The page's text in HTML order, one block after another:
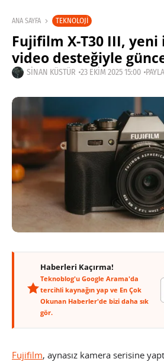
ANA SAYFA TEKNOLOJI
Fujifilm X-T30 III, yeni
video desteğiyle
SINAN KÜSTÜR 23 EKIM 2025 15:00
Haberleri Kaçırma!
Teknoblog'u Google Arama'da
tercihli kaynağın yap ve En Çok
Okunan Haberler'de bizi daha sık
gör.
Fujifilm, aynasız kamera serisine